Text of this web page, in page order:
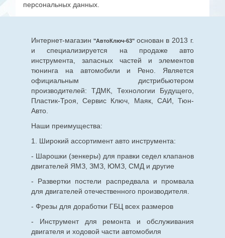
персональных данных.
Интернет-магазин "АвтоКлюч-63" основан в 2013 г.
и специализируется на продаже авто
инструмента, запасных частей и элементов
тюнинга на автомобили и Рено. Является
официальным дистрибьютером
производителей: ТДМК, Технологии Будущего,
Пластик-Троя, Сервис Ключ, Маяк, САИ, Тюн-
Авто.
Наши преимущества:
1. Широкий ассортимент авто инструмента:
- Шарошки (зенкеры) для правки седел клапанов
двигателей ЯМЗ, ЗМЗ, ЮМЗ, СМД и другие
- Развертки постели распредвала и промвала
для двигателей отечественного производителя.
- Фрезы для доработки ГБЦ всех размеров
- Инструмент для ремонта и обслуживания
двигателя и ходовой части автомобиля